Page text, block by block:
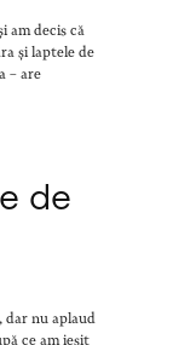
am decis că
și laptele de
– are
de
dar nu aplaud
ce am ieșit